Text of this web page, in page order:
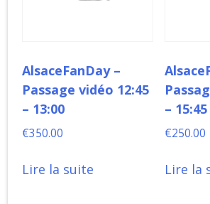
AlsaceFanDay –
Passage vidéo 12:45
– 13:00
€350.00
Lire la suite
– 15:45
€250.00
Lire la